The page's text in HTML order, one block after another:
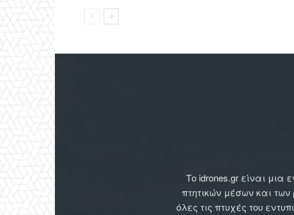
Το idrones.gr είναι
πτητικών μέσων και
όλες τις πτυχές του